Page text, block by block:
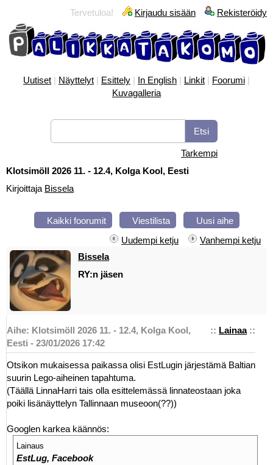
Tervetuloa! Kirjaudu sisään Rekisteröidy
Uutiset | Näyttelyt | Esittely | In English | Linkit | Foorumi |
Kuvagalleria
Tarkempi
Klotsimöll 2026 11. - 12.4, Kolga Kool, Eesti
Kirjoittaja Bissela
Kaikki foorumit Viestilista
Uusi aihe
Uudempi ketju
Vanhempi ketju
Bissela
RY:n jäsen
:: Lainaa::
Aihe: Klotsimöll 2026 11. - 12.4, Kolga Kool,
Eesti - 23/01/2026 17:42
Otsikon mukaisessa paikassa olisi EstLugin järjestämä Baltian
suurin Lego-aiheinen tapahtuma.
(Täällä LinnaHarri tais olla esittelemässä linnateostaan joka
poiki lisänäyttelyn Tallinnaan museoon(??))
Googlen karkea käännös:
Lainaus
EstLug, Facebook